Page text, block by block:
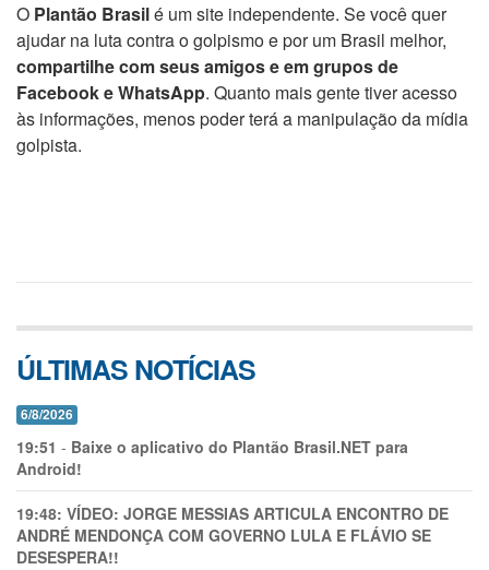
O Plantão Brasilé um site independente. Se você quer
ajudar na luta contra o golpismo e por um Brasil melhor,
compartilhe com seus amigos e em grupos de
Facebook e WhatsApp. Quanto mais gente tiver acesso
às informações, menos poder terá a manipulação da mídia
golpista.
ÚLTIMAS NOTÍCIAS
6/8/2026
19:51 - Baixe o aplicativo do Plantão Brasil.NET para
Android!
19:48: VÍDEO: JORGE MESSIAS ARTICULA ENCONTRO DE
ANDRÉ MENDONÇA COM GOVERNO LULA E FLÁVIO SE
DESESPERA!!